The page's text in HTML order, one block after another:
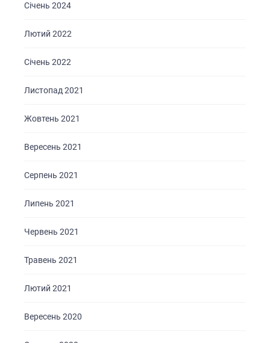
Січень 2024
Лютий 2022
Січень 2022
Листопад 2021
Жовтень 2021
Вересень 2021
Серпень 2021
Липень 2021
Червень 2021
Травень 2021
Лютий 2021
Вересень 2020
БЛОГ
КОНТАКТИ